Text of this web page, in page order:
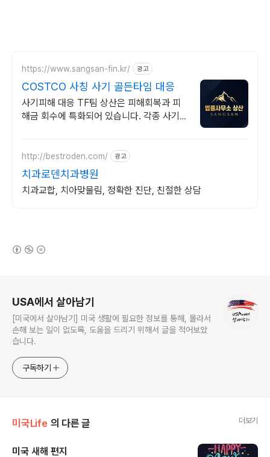
https://www.sangsan-fin.kr/ 광고
COSTCO 사칭 사기 골든타임 대응
사기피해 대응 TF팀 상산은 피해회복과 피
해금 회수에 특화되어 있습니다. 각종 사기
http://bestroden.com/ 광고
치과로덴치과병원
치과교합, 치아맞물림, 정확한 진단, 친절한 상담
USA에서 살아남기
[미국에서 살아남기] 미국 생활에 필요한 정보를 통해, 몰라서
손해 보는 일이 없도록, 도움을 드리기 위해서 글을 적어보았
습니다.
구독하기
미국Life 의 다른 글 더보기
미국 새해 편지